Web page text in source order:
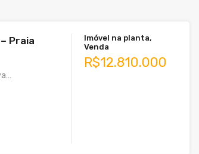
Praia
Imóvel na planta,
Venda
R$12.810.000